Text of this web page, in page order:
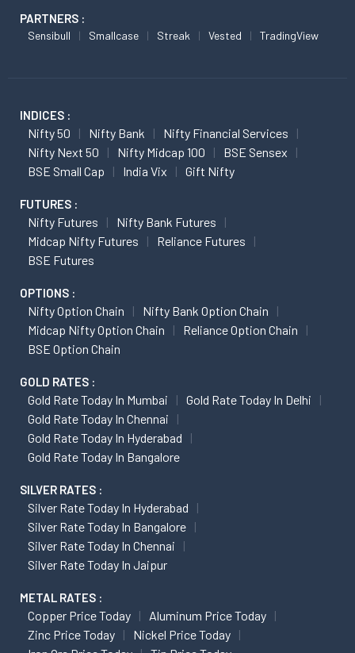
PARTNERS :
Sensibull Smallcase Streak Vested TradingView
INDICES :
Nifty 50 Nifty Bank
Nifty Financial Services
Nifty Next 50
Nifty Midcap 100
BSE Sensex
BSE Small Cap
India Vix Gift Nifty
FUTURES :
Nifty Futures
Nifty Bank Futures
Midcap Nifty Futures
Reliance Futures
BSE Futures
OPTIONS :
Nifty Option Chain
Nifty Bank Option Chain
Midcap Nifty Option Chain
Reliance Option Chain
BSE Option Chain
GOLD RATES :
Gold Rate Today In Mumbai
Gold Rate Today In Delhi
Gold Rate Today In Chennai
Gold Rate Today In Hyderabad
Gold Rate Today In Bangalore
SILVER RATES :
Silver Rate Today In Hyderabad
Silver Rate Today In Bangalore
Silver Rate Today In Chennai
Silver Rate Today In Jaipur
METAL RATES :
Copper Price Today
Aluminum Price Today
Zinc Price Today
Nickel Price Today